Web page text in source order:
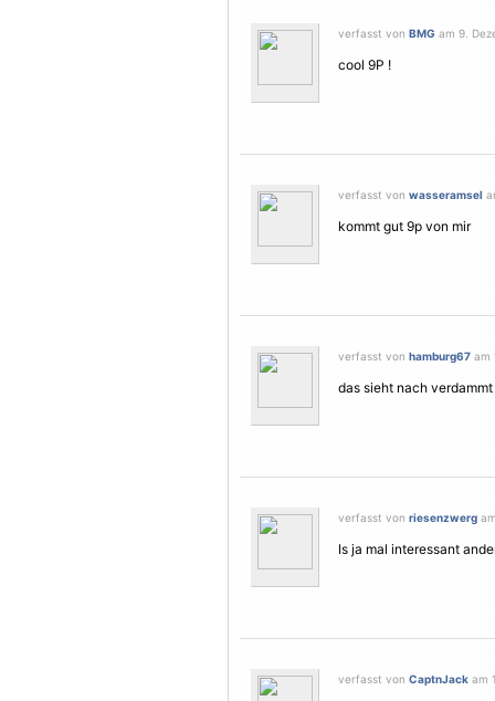
verfasst von BMG am 9.
cool 9P !
verfasst von wasseramsel
kommt gut 9p von mir
verfasst von hamburg67 am
das sieht nach
verfasst von riesenzwerg
Is ja mal interessant
verfasst von CaptnJack am